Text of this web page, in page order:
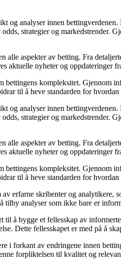
og analyser innen
strategier og
alle aspekter av betting. Fra
aktuelle nyheter og oppdateringer
kompleksitet.
til å heve standarden for
og analyser innen
strategier og
alle aspekter av betting. Fra
aktuelle nyheter og oppdateringer
kompleksitet.
til å heve standarden for
erfarne skribenter og analytikere,
analyser som ikke bare er
å bygge et fellesskap av
Dette fellesskapet er med på å
i forkant av endringene innen
forpliktelsen til kvalitet og